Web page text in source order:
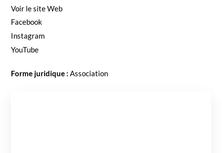
Voir le site Web
Face­book
Insta­gram
YouTube
Forme juridique : Asso­ci­a­tion